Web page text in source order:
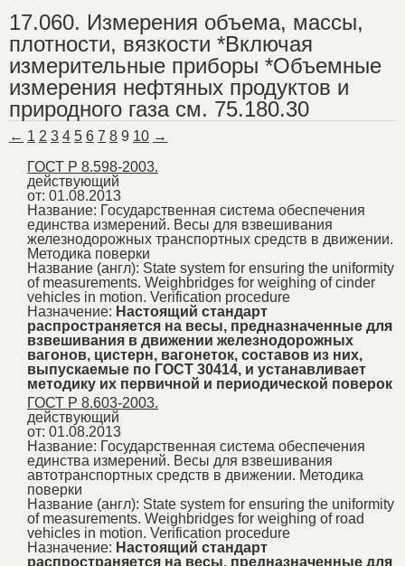
17.060. Измерения объема, массы,
плотности, вязкости *Включая
измерительные приборы *Объемные
измерения нефтяных продуктов и
природного газа см. 75.180.30
← 1 2 3 4 5 6 7 8 9 10 →
ГОСТ Р 8.598-2003.
действующий
от: 01.08.2013
Название: Государственная система обеспечения
единства измерений. Весы для взвешивания
железнодорожных транспортных средств в движении.
Методика поверки
Название (англ): State system for ensuring the uniformity
of measurements. Weighbridges for weighing of cinder
vehicles in motion. Verification procedure
Назначение: Настоящий стандарт
распространяется на весы, предназначенные для
взвешивания в движении железнодорожных
вагонов, цистерн, вагонеток, составов из них,
выпускаемые по ГОСТ 30414, и устанавливает
методику их первичной и периодической поверок
ГОСТ Р 8.603-2003.
действующий
от: 01.08.2013
Название: Государственная система обеспечения
единства измерений. Весы для взвешивания
автотранспортных средств в движении. Методика
поверки
Название (англ): State system for ensuring the uniformity
of measurements. Weighbridges for weighing of road
vehicles in motion. Verification procedure
Назначение: Настоящий стандарт
распространяется на весы, предназначенные для